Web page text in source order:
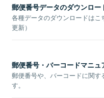
郵便番号データのダウンロー
各種データのダウンロードはこ
更新）
郵便番号・バーコードマニュ
郵便番号や、バーコードに関す
す。